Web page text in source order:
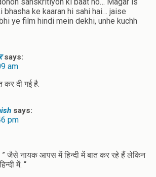
bhasha ke kaaran hi sahi hai… jaise
ye film hindi mein dekhi, unhe kuchh
says:
am
कर दी गई है.
says:
pm
जैसे नायक आपस में हिन्दी में बात कर रहे हैं लेकिन
में. “